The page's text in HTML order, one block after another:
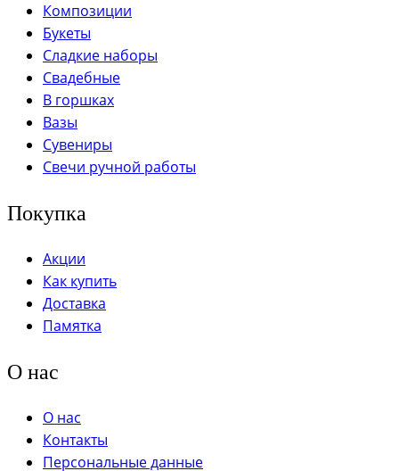
Композиции
Букеты
Сладкие наборы
Свадебные
В горшках
Вазы
Сувениры
Свечи ручной работы
Покупка
Акции
Как купить
Доставка
Памятка
О нас
О нас
Контакты
Персональные данные